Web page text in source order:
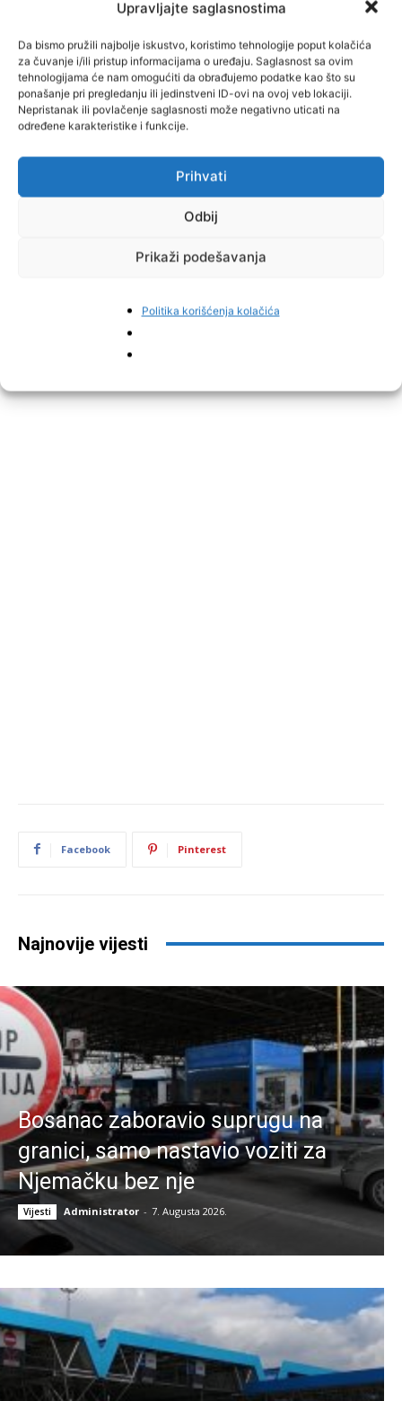
Upravljajte saglasnostima
Da bismo pružili najbolje iskustvo, koristimo tehnologije poput kolačića
za čuvanje i/ili pristup informacijama o uređaju. Saglasnost sa ovim
tehnologijama će nam omogućiti da obrađujemo podatke kao što su
ponašanje pri pregledanju ili jedinstveni ID-ovi na ovoj veb lokaciji.
Nepristanak ili povlačenje saglasnosti može negativno uticati na
određene karakteristike i funkcije.
Prihvati
Odbij
Prikaži podešavanja
Politika korišćenja kolačića
procesu učenja njemačkog. Jako sam zadovoljna i vjerujem da ću
Iako je namjeravala završiti rukometnu karijeru, ispalo je
drugačije.
– Ubrzo nakon zaposlenja, u blizini sam pronašla rukometni
angažman. Trenutno igram za BT Füchse Trofaiach. Igramo prvu
austrijsku ligu i nalazimo se na četvrtom mjestu na ljestvici, a ja
sam prvi strijelac lige. Svakako nije bilo u planu da se nastavim
baviti rukometom, upravo zbog toga sam zahvalila Albi Fehervar
mogu uskladiti s večernjim treninzima, i da su mi dali stvarno
Facebook Pinterest
Najnovije vijesti
Bosanac zaboravio suprugu na
granici, samo nastavio voziti za
Njemačku bez nje
Vijesti Administrator - 7. Augusta 2026.